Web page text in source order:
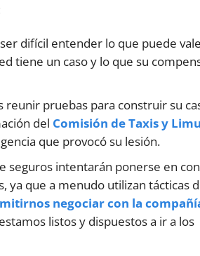
difícil entender lo que puede
tiene un caso y lo que su
pruebas para construir su
del Comisión de Taxis y
que provocó su lesión.
seguros intentarán ponerse en
ya que a menudo utilizan tácticas
negociar con la
listos y dispuestos a ir a los